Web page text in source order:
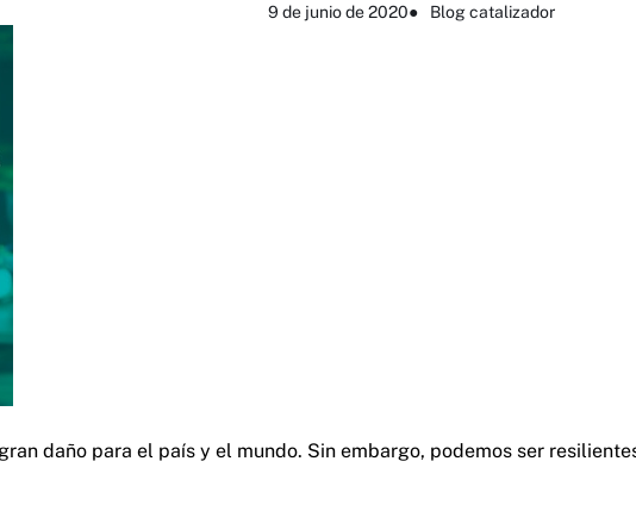
9 de junio de 2020● Blog catalizador
daño para el país y el mundo. Sin embargo, podemos ser